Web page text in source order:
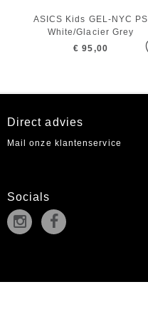
ASICS Kids GEL-NYC PS
White/Glacier Grey
€ 95,00
Direct advies
Mail onze klantenservice
Socials